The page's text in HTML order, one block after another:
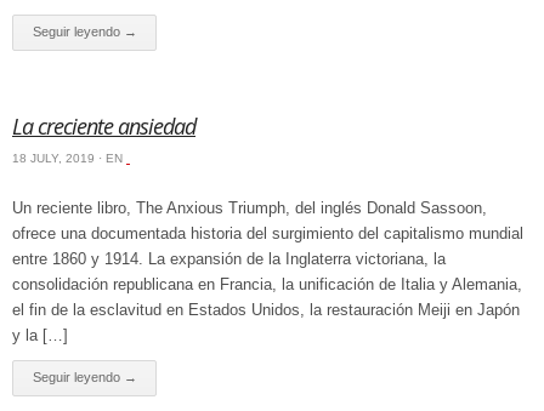
Seguir leyendo →
La creciente ansiedad
18 JULY, 2019 · EN
Un reciente libro, The Anxious Triumph, del inglés Donald Sassoon,
ofrece una documentada historia del surgimiento del capitalismo mundial
entre 1860 y 1914. La expansión de la Inglaterra victoriana, la
consolidación republicana en Francia, la unificación de Italia y Alemania,
el fin de la esclavitud en Estados Unidos, la restauración Meiji en Japón
y la […]
Seguir leyendo →